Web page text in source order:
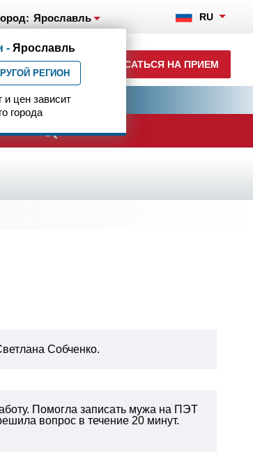
Ярославль RU
208-218
7.00-23.00
ЗАПИСАТЬСЯ НА ПРИЕМ
- Ярославль
РЕГИОН
и цен зависит
города
эпилептологии
Собченко.
Помогла записать мужа на ПЭТ
вопрос в течение 20 минут.